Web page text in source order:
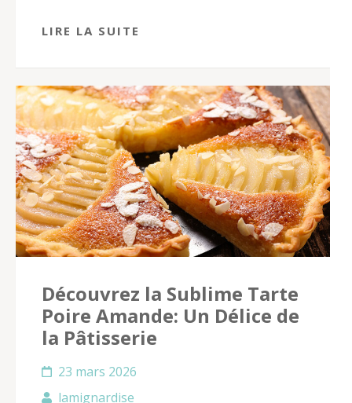
LIRE LA SUITE
Découvrez la Sublime Tarte
Poire Amande: Un Délice de
la Pâtisserie
23 mars 2026
lamignardise